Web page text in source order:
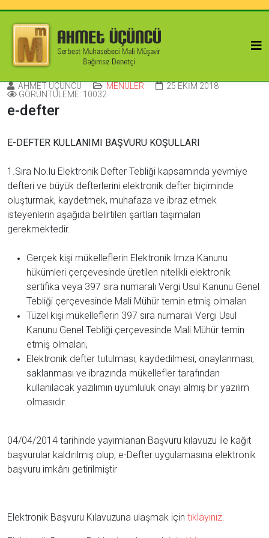
AHMET ÜÇÜNCÜ MENÜLER
25 EKIM 2018
GÖRÜNTÜLEME: 10032
e-defter
E-DEFTER KULLANIMI BAŞVURU KOŞULLARI
1.Sıra No.lu Elektronik Defter Tebliği kapsamında yevmiye
defteri ve büyük defterlerini elektronik defter biçiminde
oluşturmak, kaydetmek, muhafaza ve ibraz etmek
isteyenlerin aşağıda belirtilen şartları taşımaları
gerekmektedir.
Gerçek kişi mükelleflerin Elektronik İmza Kanunu
hükümleri çerçevesinde üretilen nitelikli elektronik
sertifika veya 397 sıra numaralı Vergi Usul Kanunu Genel
Tebliği çerçevesinde Mali Mühür temin etmiş olmaları
Tüzel kişi mükelleflerin 397 sıra numaralı Vergi Usul
Kanunu Genel Tebliği çerçevesinde Mali Mühür temin
etmiş olmaları,
Elektronik defter tutulması, kaydedilmesi, onaylanması,
saklanması ve ibrazında mükellefler tarafından
kullanılacak yazılımın uyumluluk onayı almış bir yazılım
olmasıdır.
04/04/2014 tarihinde yayımlanan Başvuru kılavuzu ile kağıt
başvurular kaldırılmış olup, e-Defter uygulamasına elektronik
başvuru imkânı getirilmiştir
Elektronik Başvuru Kılavuzuna ulaşmak için tıklayınız.